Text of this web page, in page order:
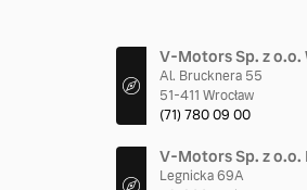
V-Motors Sp. z o.o.
Al. Brucknera 55
51-411 Wrocław
(71) 780 09 00
V-Motors Sp. z o.o.
Legnicka 69A